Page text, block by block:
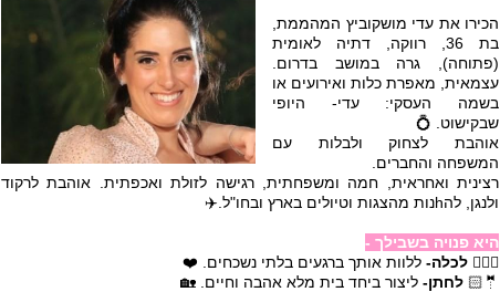
הכירו את עדי מושקוביץ המהממת,
בת 36, רווקה, דתיה לאומית
(פתוחה), גרה במושב בדרום.
עצמאית, מאפרת כלות ואירועים או
בשמה העסקי: עדי- היופי
שבקישוט. 💍
אוהבת לצחוק ולבלות עם
המשפחה והחברים.
רצינית ואחראית, חמה ומשפחתית, רגישה לזולת ואכפתית. אוהבת לרקוד
ולנגן, להhנות מהצגות וטיולים בארץ ובחו"ל.✈️
היא פנויה בשבילך -
👰🏻‍♀ לכלה- ללוות אותך ברגעים בלתי נשכחים. ❤️
🤵🏻 לחתן- ליצור ביחד בית מלא אהבה וחיים. 🏡